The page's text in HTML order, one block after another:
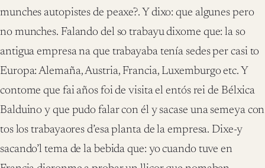
munches autopistes de peaxe?. Y dixo: que algunes pero
no munches. Falando del so trabayu dixome que: la so
antigua empresa na que trabayaba tenía sedes per casi to
Europa: Alemaña, Austria, Francia, Luxemburgo etc. Y
contome que fai años foi de visita el entós rei de Bélxica
Balduino y que pudo falar con él y sacase una semeya con
tos los trabayaores d’esa planta de la empresa. Dixe-y
sacando’l tema de la bebida que: yo cuando tuve en